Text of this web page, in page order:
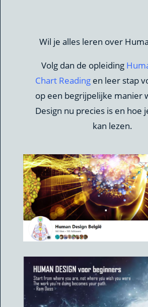
Wil je alles leren over
Volg dan de opleiding
Chart Reading en leer stap
op een begrijpelijke manier
Design nu precies is en hoe
kan lezen.